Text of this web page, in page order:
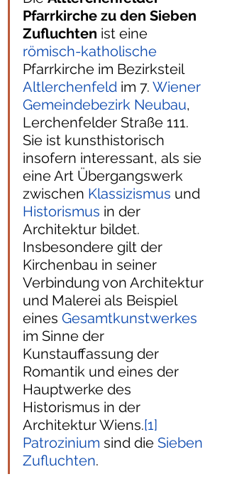
Pfarrkirche zu den Sieben
Zufluchten ist eine
römisch-katholische
Pfarrkirche im Bezirksteil
Altlerchenfeld im 7. Wiener
Gemeindebezirk Neubau,
Lerchenfelder Straße 111.
Sie ist kunsthistorisch
insofern interessant, als sie
eine Art Übergangswerk
zwischen Klassizismus und
Historismus in der
Architektur bildet.
Insbesondere gilt der
Kirchenbau in seiner
Verbindung von Architektur
und Malerei als Beispiel
eines Gesamtkunstwerkes
im Sinne der
Kunstauffassung der
Romantik und eines der
Hauptwerke des
Historismus in der
Architektur Wiens.[1]
Patrozinium sind die Sieben
Zufluchten.